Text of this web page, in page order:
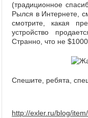
(традиционное
Рылся в Интернете,
смотрите, какая
устройство
Странно, что не $1000.
Спешите, ребята,
http://exler.ru/blog/